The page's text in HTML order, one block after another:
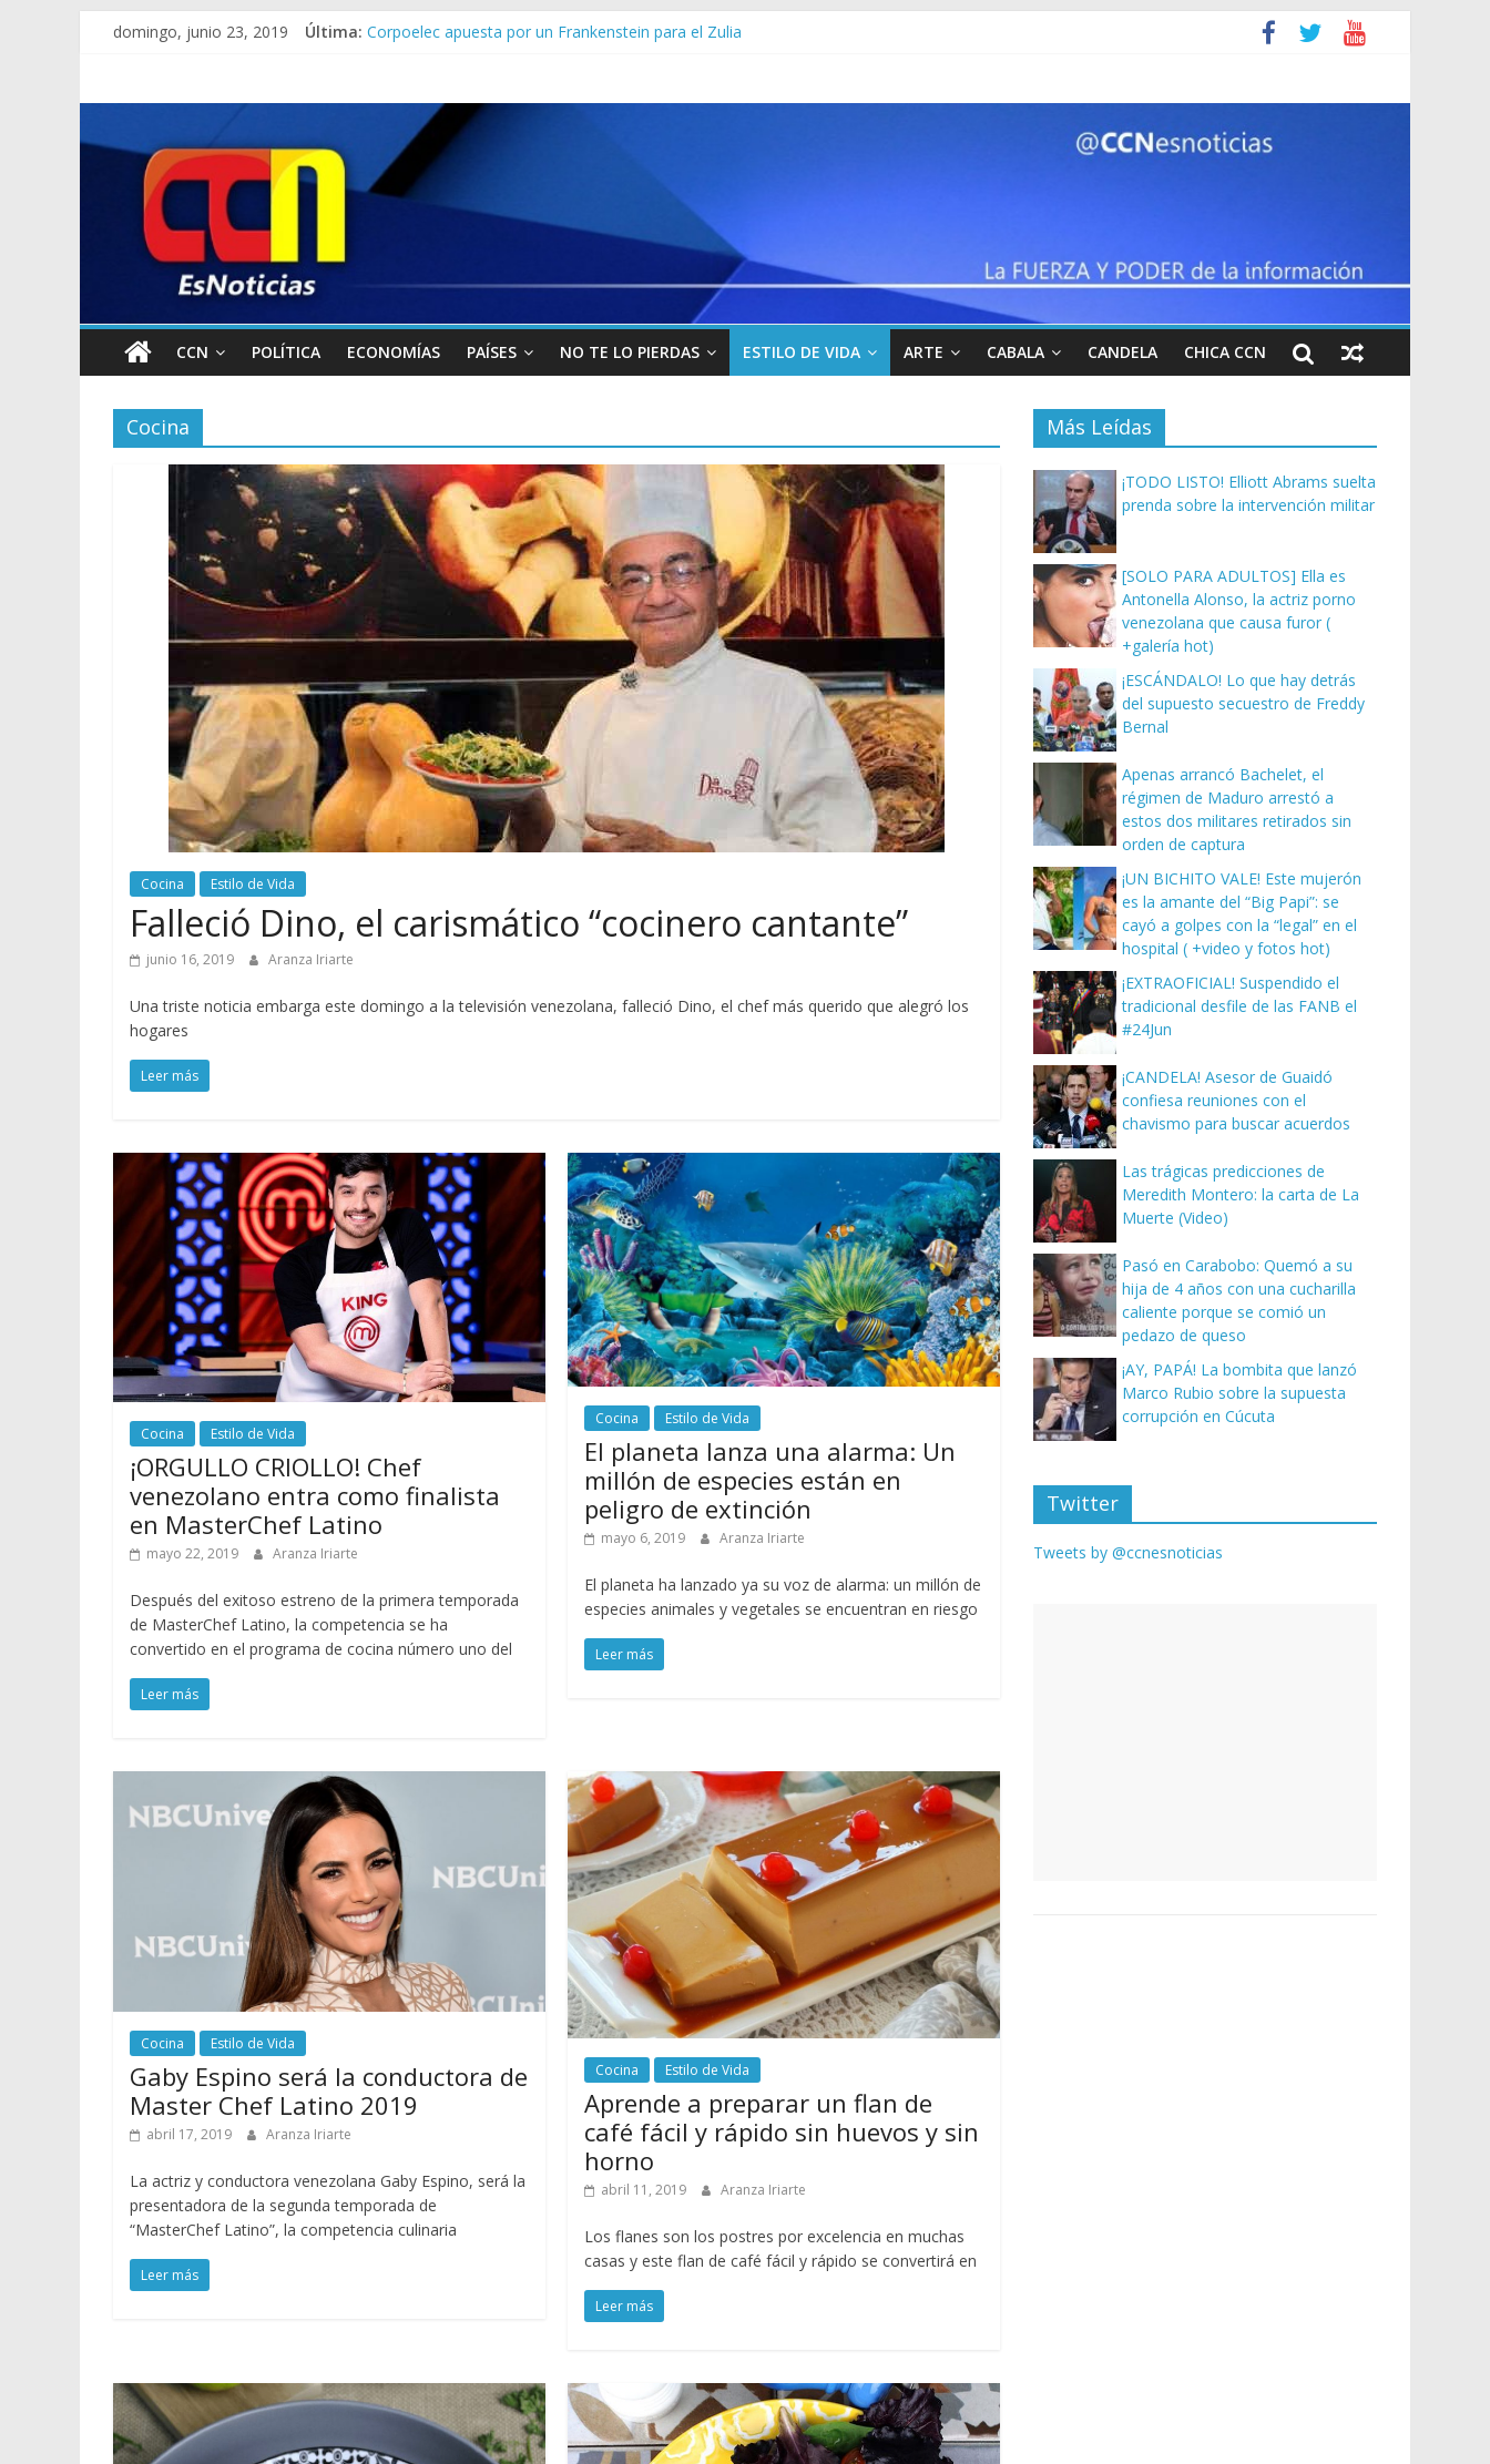
domingo, junio 23, 2019 Última: Lo que se sabe de los militares y funcionarios del Cicpc detenidos en las últimas horas
Detienen a “El Yiyo” uno de los 10 más buscados en Carabobo
Detuvieron a dos venezolanos en Colombia por robarse un taxi
CCN POLÍTICA ECONOMÍAS PAÍSES NO TE LO PIERDAS ESTILO DE VIDA ARTE CABALA CANDELA CHICA CCN
Cocina
Cocina Estilo de Vida
Falleció Dino, el carismático “cocinero cantante”
junio 16, 2019 Aranza Iriarte
Una triste noticia embarga este domingo a la televisión venezolana, falleció Dino, el chef más querido que alegró los
hogares
Leer más
Cocina Estilo de Vida
¡ORGULLO CRIOLLO! Chef
venezolano entra como finalista
en MasterChef Latino
mayo 22, 2019 Aranza Iriarte
Después del exitoso estreno de la primera temporada
de MasterChef Latino, la competencia se ha
convertido en el programa de cocina número uno del
Leer más
Cocina Estilo de Vida
El planeta lanza una alarma: Un
millón de especies están en
peligro de extinción
mayo 6, 2019 Aranza Iriarte
El planeta ha lanzado ya su voz de alarma: un millón de
especies animales y vegetales se encuentran en riesgo
Leer más
Cocina Estilo de Vida
Gaby Espino será la conductora de
Master Chef Latino 2019
abril 17, 2019 Aranza Iriarte
La actriz y conductora venezolana Gaby Espino, será la
presentadora de la segunda temporada de
“MasterChef Latino”, la competencia culinaria
Leer más
Cocina Estilo de Vida
Aprende a preparar un flan de
café fácil y rápido sin huevos y sin
horno
abril 11, 2019 Aranza Iriarte
Los flanes son los postres por excelencia en muchas
casas y este flan de café fácil y rápido se convertirá en
Leer más
Más Leídas
¡TODO LISTO! Elliott Abrams suelta
prenda sobre la intervención militar
[SOLO PARA ADULTOS] Ella es
Antonella Alonso, la actriz porno
venezolana que causa furor (
+galería hot)
¡ESCÁNDALO! Lo que hay detrás
del supuesto secuestro de Freddy
Bernal
Apenas arrancó Bachelet, el
régimen de Maduro arrestó a
estos dos militares retirados sin
orden de captura
¡UN BICHITO VALE! Este mujerón
es la amante del “Big Papi”: se
cayó a golpes con la “legal” en el
hospital ( +video y fotos hot)
¡EXTRAOFICIAL! Suspendido el
tradicional desfile de las FANB el
#24Jun
¡CANDELA! Asesor de Guaidó
confiesa reuniones con el
chavismo para buscar acuerdos
Las trágicas predicciones de
Meredith Montero: la carta de La
Muerte (Video)
Pasó en Carabobo: Quemó a su
hija de 4 años con una cucharilla
caliente porque se comió un
pedazo de queso
¡AY, PAPÁ! La bombita que lanzó
Marco Rubio sobre la supuesta
corrupción en Cúcuta
Twitter
Tweets by @ccnesnoticias